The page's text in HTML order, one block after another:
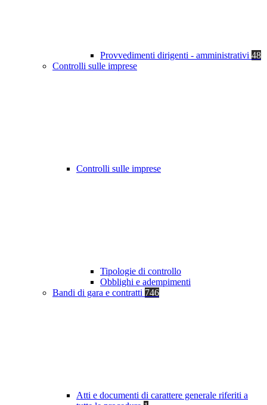
Provvedimenti dirigenti - amministrativi 48
Controlli sulle imprese
Controlli sulle imprese
Tipologie di controllo
Obblighi e adempimenti
Bandi di gara e contratti 746
Atti e documenti di carattere generale riferiti a